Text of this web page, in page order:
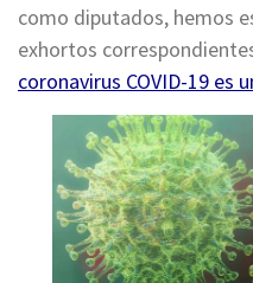
como diputados, hemos
exhortos
coronavirus COVID-19 es